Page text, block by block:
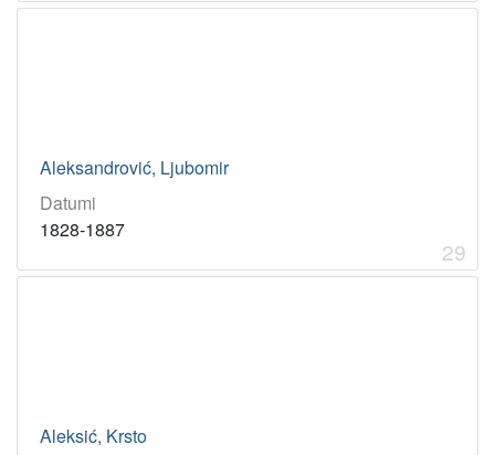
Aleksandrović, Ljubomir
Datumi
1828-1887
29
Aleksić, Krsto